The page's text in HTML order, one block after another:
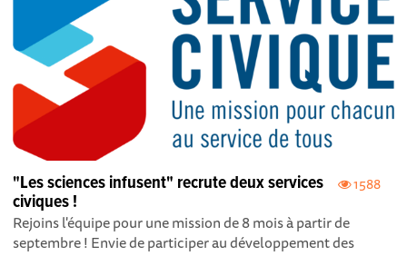
1588
"Les sciences infusent" recrute deux services
civiques !
Rejoins l'équipe pour une mission de 8 mois à partir de
septembre ! Envie de participer au développement des